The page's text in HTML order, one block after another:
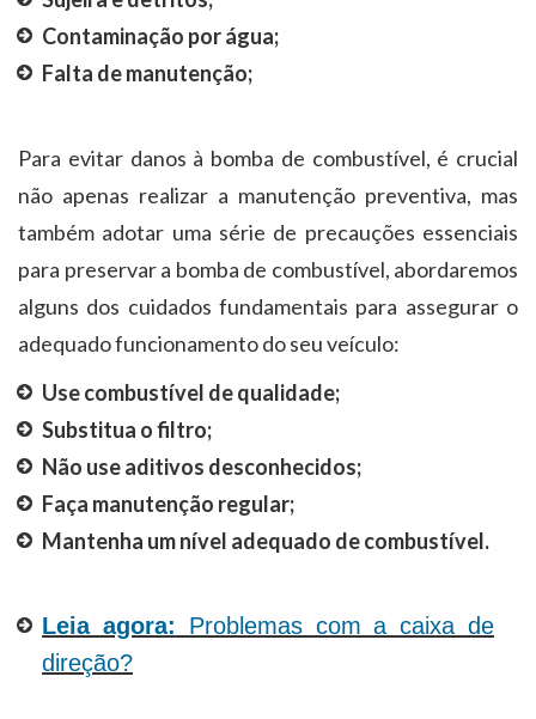
Contaminação por água;
Falta de manutenção;
Para evitar danos à bomba de combustível, é crucial
não apenas realizar a manutenção preventiva, mas
também adotar uma série de precauções essenciais
para preservar a bomba de combustível, abordaremos
alguns dos cuidados fundamentais para assegurar o
adequado funcionamento do seu veículo:
Use combustível de qualidade;
Substitua o filtro;
Não use aditivos desconhecidos;
Faça manutenção regular;
Mantenha um nível adequado de combustível.
Leia agora: Problemas com a caixa de
direção?